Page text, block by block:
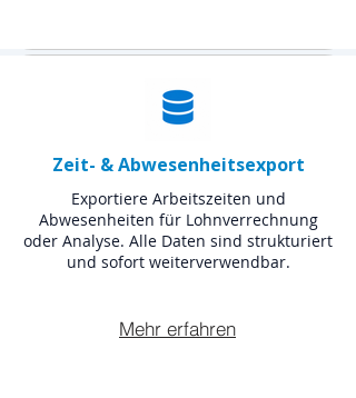
Zeit- & Abwesenheitsexport
Exportiere Arbeitszeiten und
Abwesenheiten für Lohnverrechnung
oder Analyse. Alle Daten sind strukturiert
und sofort weiterverwendbar.
Mehr erfahren